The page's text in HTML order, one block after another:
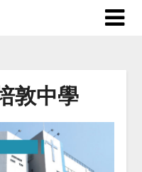
敦中學